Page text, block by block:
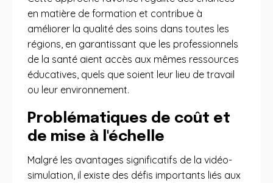
en matière de formation et contribue à
améliorer la qualité des soins dans toutes les
régions, en garantissant que les professionnels
de la santé aient accès aux mêmes ressources
éducatives, quels que soient leur lieu de travail
ou leur environnement.
Problématiques de coût et
de mise à l'échelle
Malgré les avantages significatifs de la vidéo-
simulation, il existe des défis importants liés aux